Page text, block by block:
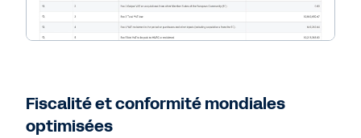
Fiscalité et conformité mondiales
optimisées